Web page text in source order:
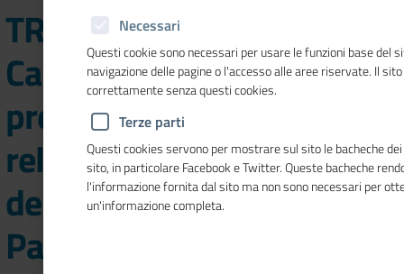
TREVISO-BELLUNO - La
Camera di commercio
premiata per il progetto
relativo al conseguimento
della Certificazione per la
Parità di genere
Necessari
Questi cookie sono necessari per usare le funzioni base del
navigazione delle pagine o l'accesso alle aree riservate. Il
correttamente senza questi cookies.
Terze parti
Questi cookies servono per mostrare sul sito le bacheche
sito, in particolare Facebook e Twitter. Queste bacheche
l'informazione fornita dal sito ma non sono necessari per
un'informazione completa.